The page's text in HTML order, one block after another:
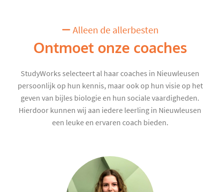
Alleen de allerbesten
Ontmoet onze coaches
StudyWorks selecteert al haar coaches in Nieuwleusen
persoonlijk op hun kennis, maar ook op hun visie op het
geven van bijles biologie en hun sociale vaardigheden.
Hierdoor kunnen wij aan iedere leerling in Nieuwleusen
een leuke en ervaren coach bieden.